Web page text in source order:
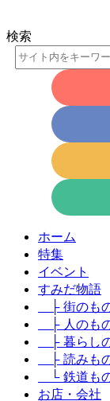
検索
ホーム
特集
イベント
すみだ物語
├ 街のも
├ 人のも
├ 暮らし
├ 読みも
└ 鉄道も
お店・会社